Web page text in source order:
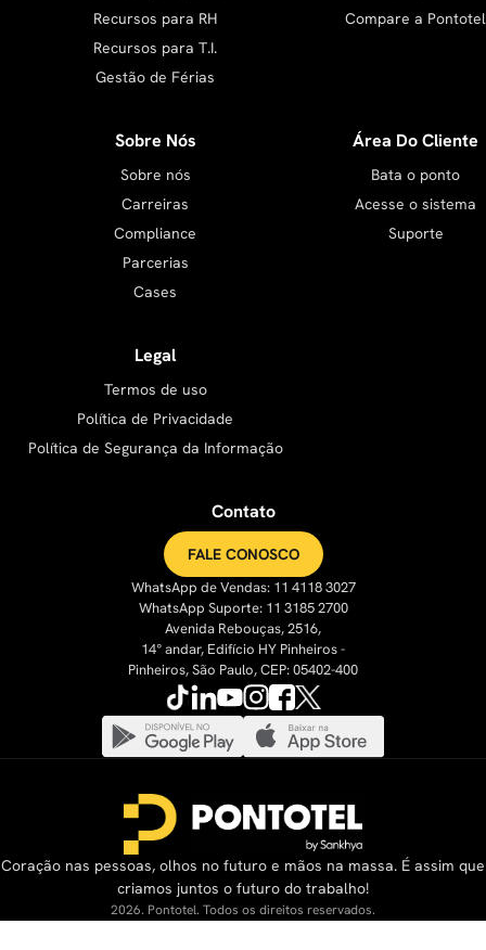
Recursos para RH
Recursos para T.I.
Gestão de Férias
Compare a Pontotel
Sobre Nós
Sobre nós
Carreiras
Compliance
Parcerias
Cases
Área Do Cliente
Bata o ponto
Acesse o sistema
Suporte
Legal
Termos de uso
Política de Privacidade
Política de Segurança da Informação
Contato
FALE CONOSCO
WhatsApp de Vendas: 11 4118 3027
WhatsApp Suporte: 11 3185 2700
Avenida Rebouças, 2516,
14° andar, Edifício HY Pinheiros -
Pinheiros, São Paulo, CEP: 05402-400
Coração nas pessoas, olhos no futuro e mãos na massa. É assim que
criamos juntos o futuro do trabalho!
2026. Pontotel. Todos os direitos reservados.